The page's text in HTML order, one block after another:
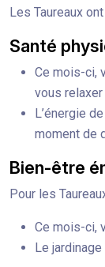
Les Taureaux
Santé
Ce mois-ci,
vous
L’énergie
moment de
Bien-être
Pour les
Ce mois-ci,
Le